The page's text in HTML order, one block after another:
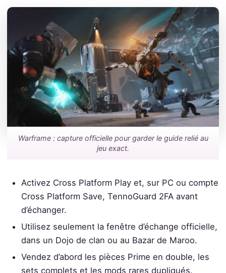
Warframe : capture officielle pour garder le guide relié au
jeu exact.
Activez Cross Platform Play et, sur PC ou compte
Cross Platform Save, TennoGuard 2FA avant
d’échanger.
Utilisez seulement la fenêtre d’échange officielle,
dans un Dojo de clan ou au Bazar de Maroo.
Vendez d’abord les pièces Prime en double, les
sets complets et les mods rares dupliqués.